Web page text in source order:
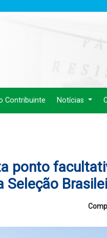
Contribuinte Notícias
ponto
Seleção